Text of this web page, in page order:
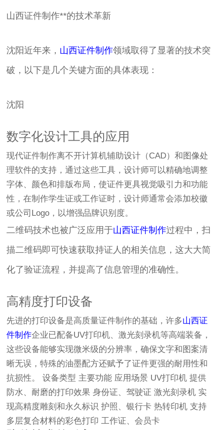
山西证件制作**的技术革新
沈阳近年来， 山西证件制作领域取得了显著的技术突
破，以下是几个关键方面的具体表现：
沈阳
数字化设计工具的应用
现代证件制作离不开计算机辅助设计（CAD）和图像处
理软件的支持，通过这些工具，设计师可以精确地调整
字体、颜色和排版布局，使证件更具视觉吸引力和功能
性，在制作学生证或工作证时，设计师通常会添加校徽
或公司Logo，以增强品牌识别度。
二维码技术也被广泛应用于山西证件制作过程中，扫
描二维码即可快速获取持证人的相关信息，这大大简
化了验证流程，并提高了信息管理的准确性。
高精度打印设备
先进的打印设备是高质量证件制作的基础，许多山西证
件制作企业已配备UV打印机、激光刻录机等高端装备，
这些设备能够实现微米级的分辨率，确保文字和图案清
晰无误，特殊的油墨配方还赋予了证件更强的耐用性和
抗损性。 设备类型 主要功能 应用场景 UV打印机 提供
防水、耐磨的打印效果 身份证、驾驶证 激光刻录机 实
现高精度雕刻和永久标识 护照、银行卡 热转印机 支持
多层复合材料的彩色打印 工作证、会员卡